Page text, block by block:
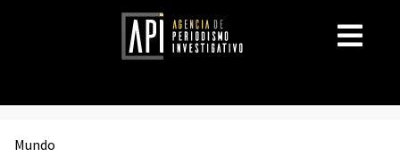
Mundo